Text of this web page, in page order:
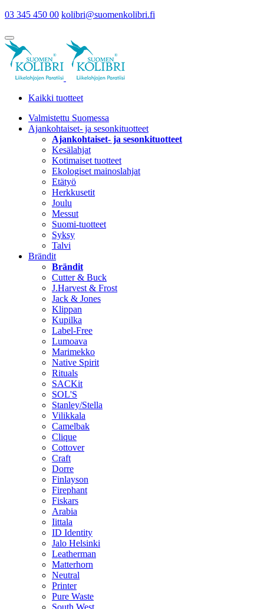
03 345 450 00 kolibri@suomenkolibri.fi
Kaikki tuotteet
Valmistettu Suomessa
Ajankohtaiset- ja sesonkituotteet
Ajankohtaiset- ja sesonkituotteet
Kesälahjat
Kotimaiset tuotteet
Ekologiset mainoslahjat
Etätyö
Herkkusetit
Joulu
Messut
Suomi-tuotteet
Syksy
Talvi
Brändit
Brändit
Cutter & Buck
J.Harvest & Frost
Jack & Jones
Klippan
Kupilka
Label-Free
Lumoava
Marimekko
Native Spirit
Rituals
SACKit
SOL'S
Stanley/Stella
Vilikkala
Camelbak
Clique
Cottover
Craft
Dorre
Finlayson
Firephant
Fiskars
Arabia
Iittala
ID Identity
Jalo Helsinki
Leatherman
Matterhorn
Neutral
Printer
Pure Waste
South West